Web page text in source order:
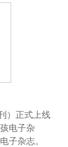
）正式上线
电子杂
子杂志。